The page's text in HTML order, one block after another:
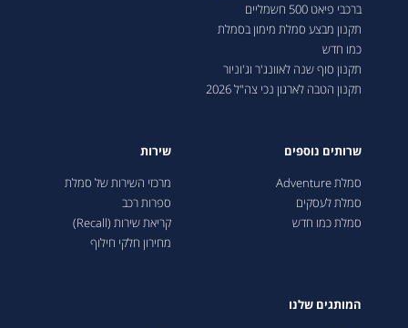
ברכבי פיאט 500 חשמליים
תקנון מבצע סמלת מימון בסמלת
כמו חדש
תקנון סוף שנה לאוונג'ר וג'וניור
תקנון הטבה לארגון נכי צה"ל 2026
שרותים נוספים
סמלת Adventure
סמלת לעסקים
סמלת כמו חדש
שירות
מרכזי השירות של סמלת
ספרות רכב
קריאת שירות (Recall)
מחירון חלקי חילוף
המותגים שלנו